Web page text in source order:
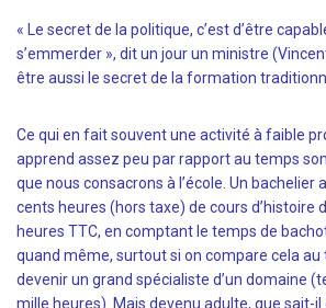
« Le secret de la politique, c’est d’être
s’emmerder », dit un jour un ministre
être aussi le secret de la formation
Ce qui en fait souvent une activité à faible
apprend assez peu par rapport au temps
que nous consacrons à l’école. Un bachelier
cents heures (hors taxe) de cours d’histoire
heures TTC, en comptant le temps de
quand même, surtout si on compare cela au
devenir un grand spécialiste d’un domaine
mille heures). Mais devenu adulte, que sait-il